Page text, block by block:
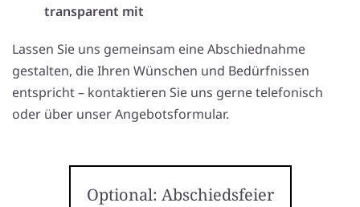
transparent mit
Lassen Sie uns gemeinsam eine Abschiednahme
gestalten, die Ihren Wünschen und Bedürfnissen
entspricht – kontaktieren Sie uns gerne telefonisch
oder über unser Angebotsformular.
Optional: Abschiedsfeier